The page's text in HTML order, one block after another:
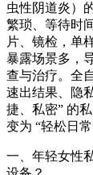
虫性阴道炎）
繁琐、等待时
片、镜检，单
暴露场景多，
查与治疗。全
速出结果、隐
捷、私密” 的
变为 “轻松日
一、年轻女性